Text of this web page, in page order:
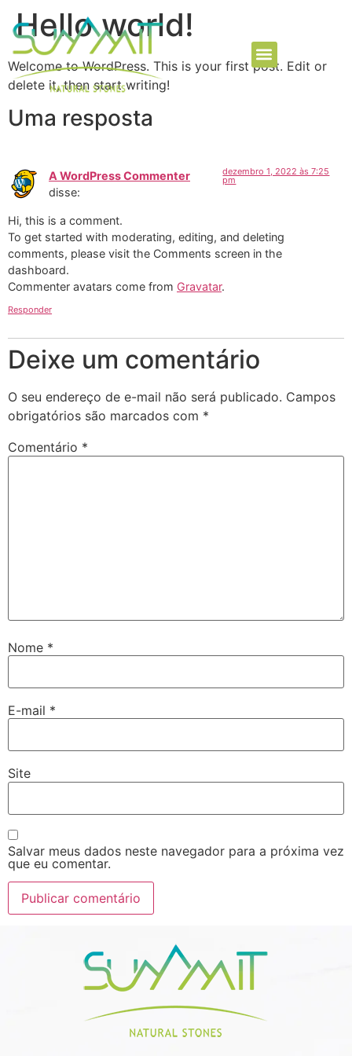
Hello world!
Welcome to WordPress. This is your first post. Edit or
delete it, then start writing!
Uma resposta
A WordPress Commenter
disse:
dezembro 1, 2022 às 7:25
pm
Hi, this is a comment.
To get started with moderating, editing, and deleting
comments, please visit the Comments screen in the
dashboard.
Commenter avatars come from Gravatar.
Responder
Deixe um comentário
O seu endereço de e-mail não será publicado. Campos
obrigatórios são marcados com *
Comentário *
Nome *
E-mail *
Site
Salvar meus dados neste navegador para a próxima vez
que eu comentar.